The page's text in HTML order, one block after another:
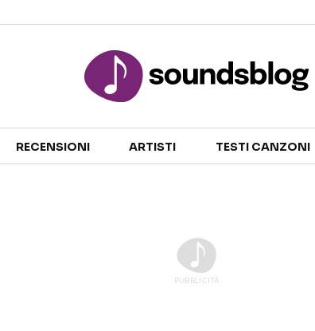
TALENT SHOW
RECENSIONI ARTISTI TESTI CANZONI